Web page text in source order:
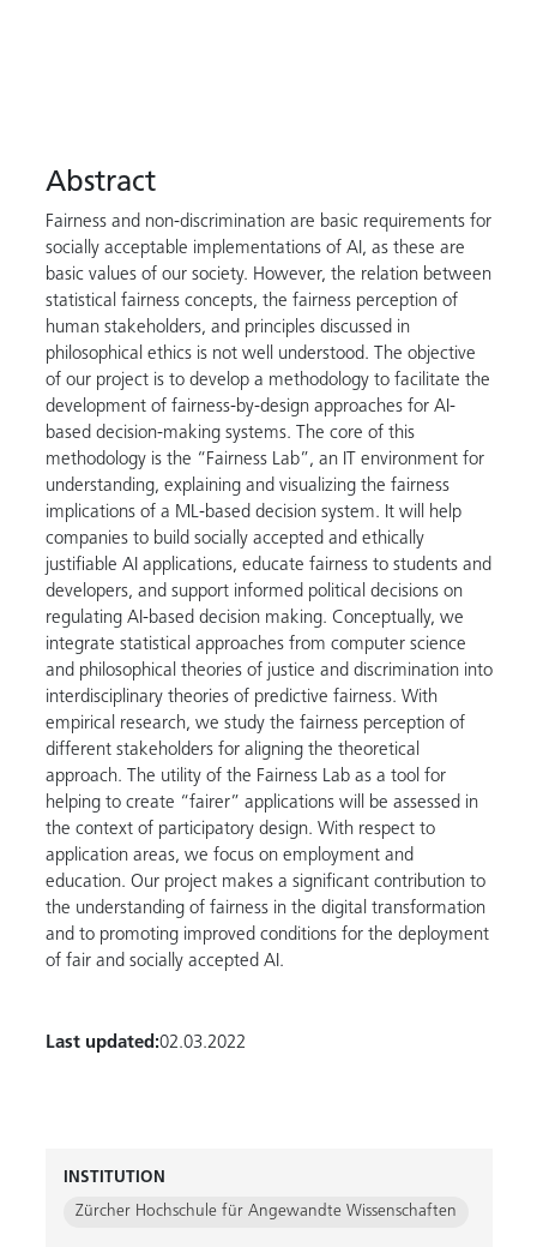
Abstract
Fairness and non-discrimination are basic requirements for
socially acceptable implementations of AI, as these are
basic values of our society. However, the relation between
statistical fairness concepts, the fairness perception of
human stakeholders, and principles discussed in
philosophical ethics is not well understood. The objective
of our project is to develop a methodology to facilitate the
development of fairness-by-design approaches for AI-
based decision-making systems. The core of this
methodology is the “Fairness Lab”, an IT environment for
understanding, explaining and visualizing the fairness
implications of a ML-based decision system. It will help
companies to build socially accepted and ethically
justifiable AI applications, educate fairness to students and
developers, and support informed political decisions on
regulating AI-based decision making. Conceptually, we
integrate statistical approaches from computer science
and philosophical theories of justice and discrimination into
interdisciplinary theories of predictive fairness. With
empirical research, we study the fairness perception of
different stakeholders for aligning the theoretical
approach. The utility of the Fairness Lab as a tool for
helping to create “fairer” applications will be assessed in
the context of participatory design. With respect to
application areas, we focus on employment and
education. Our project makes a significant contribution to
the understanding of fairness in the digital transformation
and to promoting improved conditions for the deployment
of fair and socially accepted AI.
Last updated:02.03.2022
INSTITUTION
Zürcher Hochschule für Angewandte Wissenschaften